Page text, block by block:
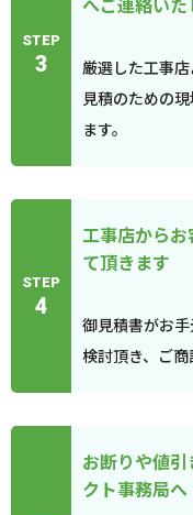
STEP
3
厳選した工事
見積のための
ます。
STEP
4
工事店から
て頂きます
御見積書がお
検討頂き、ご商
お断りや値
クト事務局へ